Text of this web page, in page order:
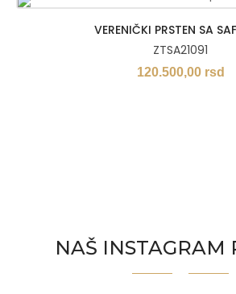
VERENIČKI PRSTEN SA
ZTSA21091
120.500,00 rsd
NAŠ INSTAGRAM